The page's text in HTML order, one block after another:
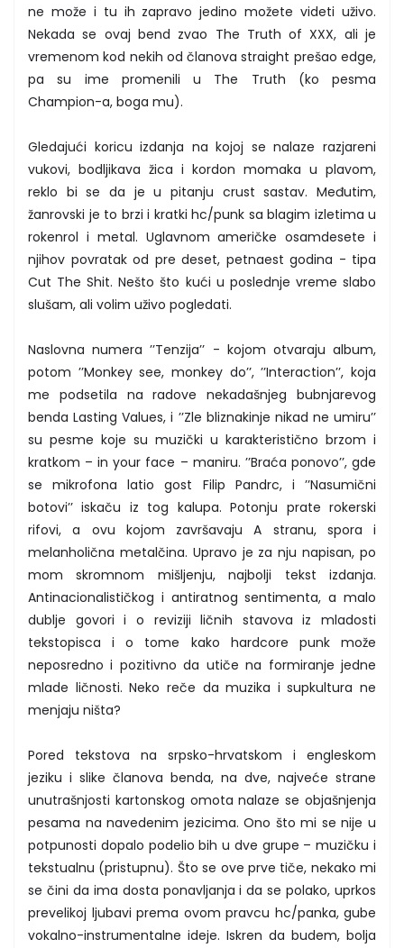
ne može i tu ih zapravo jedino možete videti uživo.
Nekada se ovaj bend zvao The Truth of XXX, ali je
vremenom kod nekih od članova straight prešao edge,
pa su ime promenili u The Truth (ko pesma
Champion-a, boga mu).
Gledajući koricu izdanja na kojoj se nalaze razjareni
vukovi, bodljikava žica i kordon momaka u plavom,
reklo bi se da je u pitanju crust sastav. Međutim,
žanrovski je to brzi i kratki hc/punk sa blagim izletima u
rokenrol i metal. Uglavnom američke osamdesete i
njihov povratak od pre deset, petnaest godina - tipa
Cut The Shit. Nešto što kući u poslednje vreme slabo
slušam, ali volim uživo pogledati.
Naslovna numera ’’Tenzija’’ - kojom otvaraju album,
potom ’’Monkey see, monkey do’’, ’’Interaction’’, koja
me podsetila na radove nekadašnjeg bubnjarevog
benda Lasting Values, i ’’Zle bliznakinje nikad ne umiru’’
su pesme koje su muzički u karakteristično brzom i
kratkom – in your face – maniru. ’’Braća ponovo’’, gde
se mikrofona latio gost Filip Pandrc, i ’’Nasumični
botovi’’ iskaču iz tog kalupa. Potonju prate rokerski
rifovi, a ovu kojom završavaju A stranu, spora i
melanholična metalčina. Upravo je za nju napisan, po
mom skromnom mišljenju, najbolji tekst izdanja.
Antinacionalističkog i antiratnog sentimenta, a malo
dublje govori i o reviziji ličnih stavova iz mladosti
tekstopisca i o tome kako hardcore punk može
neposredno i pozitivno da utiče na formiranje jedne
mlade ličnosti. Neko reče da muzika i supkultura ne
menjaju ništa?
Pored tekstova na srpsko-hrvatskom i engleskom
jeziku i slike članova benda, na dve, najveće strane
unutrašnjosti kartonskog omota nalaze se objašnjenja
pesama na navedenim jezicima. Ono što mi se nije u
potpunosti dopalo podelio bih u dve grupe – muzičku i
tekstualnu (pristupnu). Što se ove prve tiče, nekako mi
se čini da ima dosta ponavljanja i da se polako, uprkos
prevelikoj ljubavi prema ovom pravcu hc/panka, gube
vokalno-instrumentalne ideje. Iskren da budem, bolja